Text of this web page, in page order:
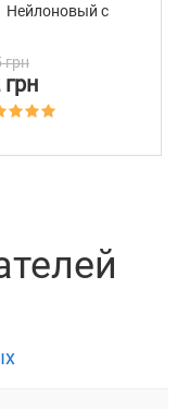
Нейлоновый c
Золотистого
Цвета Белый
грн
грн